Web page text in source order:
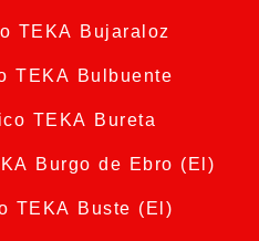
TEKA Bujaraloz
TEKA Bulbuente
TEKA Bureta
Burgo de Ebro (El)
TEKA Buste (El)